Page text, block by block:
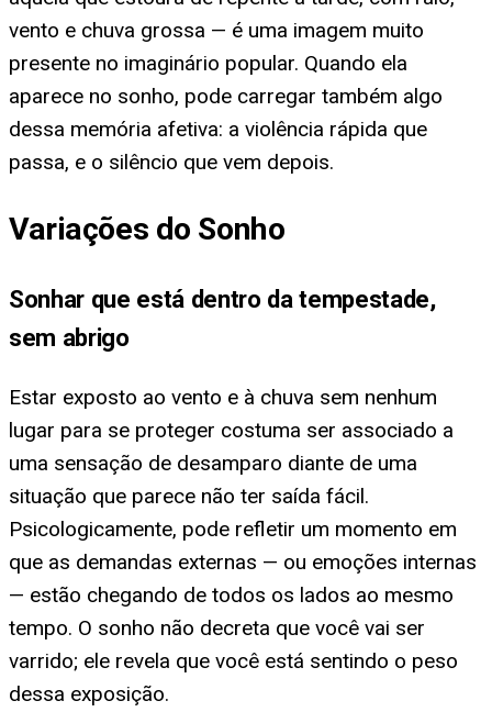
vento e chuva grossa — é uma imagem muito
presente no imaginário popular. Quando ela
aparece no sonho, pode carregar também algo
dessa memória afetiva: a violência rápida que
passa, e o silêncio que vem depois.
Variações do Sonho
Sonhar que está dentro da tempestade,
sem abrigo
Estar exposto ao vento e à chuva sem nenhum
lugar para se proteger costuma ser associado a
uma sensação de desamparo diante de uma
situação que parece não ter saída fácil.
Psicologicamente, pode refletir um momento em
que as demandas externas — ou emoções internas
— estão chegando de todos os lados ao mesmo
tempo. O sonho não decreta que você vai ser
varrido; ele revela que você está sentindo o peso
dessa exposição.